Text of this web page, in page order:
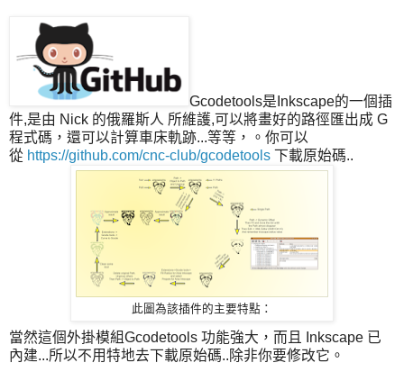
Gcodetools是Inkscape的一個插
件,是由 Nick 的俄羅斯人 所維護,可以將畫好的路徑匯出成 G
程式碼，還可以計算車床軌跡...等等，。你可以
從 https://github.com/cnc-club/gcodetools 下載原始碼..
此圖為該插件的主要特點：
當然這個外掛模組Gcodetools 功能強大，而且 Inkscape 已
內建...所以不用特地去下載原始碼..除非你要修改它。